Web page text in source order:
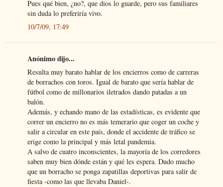
Pues qué bien, ¿no?, que dios lo guarde, pero sus familiares
sin duda lo preferiría vivo.
10/7/09, 17:49
Anónimo dijo...
Resulta muy barato hablar de los encierros como de carreras
de borrachos con toros. Igual de barato que sería hablar de
fútbol como de millonarios iletrados dando patadas a un
balón.
Además, y echando mano de las estadísticas, es evidente que
correr un encierro no es más temerario que coger un coche y
salir a circular en este país, donde el accidente de tráfico se
erige como la principal y más letal pandemia.
A salvo de cuatro inconscientes, la mayoría de los corredores
saben muy bien dónde están y qué les espera. Dudo mucho
que un borracho se ponga zapatillas deportivas para salir de
fiesta -como las que llevaba Daniel-.